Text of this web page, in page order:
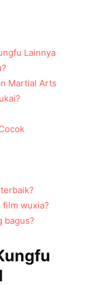
Lainnya
Martial Arts
film wuxia?
bagus?